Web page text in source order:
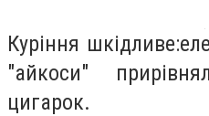
Куріння
"айкоси"
цигарок.